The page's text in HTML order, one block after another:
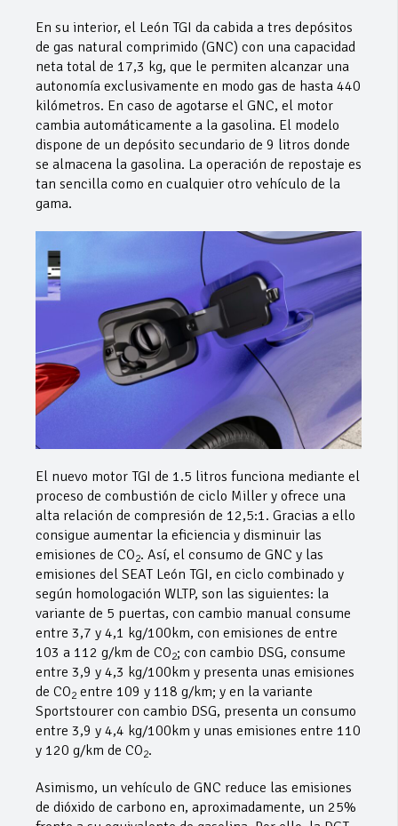
En su interior, el León TGI da cabida a tres depósitos
de gas natural comprimido (GNC) con una capacidad
neta total de 17,3 kg, que le permiten alcanzar una
autonomía exclusivamente en modo gas de hasta 440
kilómetros. En caso de agotarse el GNC, el motor
cambia automáticamente a la gasolina. El modelo
dispone de un depósito secundario de 9 litros donde
se almacena la gasolina. La operación de repostaje es
tan sencilla como en cualquier otro vehículo de la
gama.
El nuevo motor TGI de 1.5 litros funciona mediante el
proceso de combustión de ciclo Miller y ofrece una
alta relación de compresión de 12,5:1. Gracias a ello
consigue aumentar la eficiencia y disminuir las
emisiones de CO2. Así, el consumo de GNC y las
emisiones del SEAT León TGI, en ciclo combinado y
según homologación WLTP, son las siguientes: la
variante de 5 puertas, con cambio manual consume
entre 3,7 y 4,1 kg/100km, con emisiones de entre
103 a 112 g/km de CO2; con cambio DSG, consume
entre 3,9 y 4,3 kg/100km y presenta unas emisiones
de CO2 entre 109 y 118 g/km; y en la variante
Sportstourer con cambio DSG, presenta un consumo
entre 3,9 y 4,4 kg/100km y unas emisiones entre 110
y 120 g/km de CO2.
Asimismo, un vehículo de GNC reduce las emisiones
de dióxido de carbono en, aproximadamente, un 25%